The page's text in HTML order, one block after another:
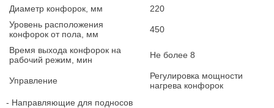
Диаметр конфорок, мм
220
Уровень расположения
конфорок от пола, мм
450
Время выхода конфорок на
рабочий режим, мин
Не более 8
Управление
Регулировка мощности
нагрева конфорок
- Направляющие для подносов